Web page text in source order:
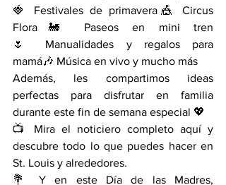
🍓 Festivales de primavera🎪 Circus
Flora🚂 Paseos en mini tren
🌷 Manualidades y regalos para
mamá🎶 Música en vivo y mucho más
Además, les compartimos ideas
perfectas para disfrutar en familia
durante este fin de semana especial 💖
📺 Mira el noticiero completo aquí y
descubre todo lo que puedes hacer en
St. Louis y alrededores.
💐 Y en este Día de las Madres,